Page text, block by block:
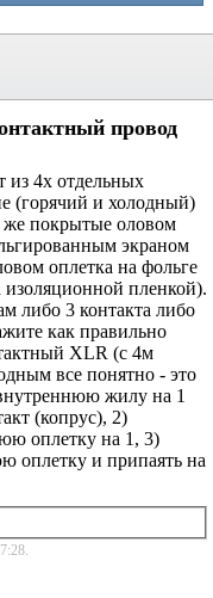
провод
из 4х отдельных
(горячий и холодный)
же покрытые оловом
экраном
оплетка на фольге
изоляционной пленкой).
либо 3 контакта либо
как правильно
XLR (с 4м
все понятно - это
жилу на 1
(копрус), 2)
оплетку на 1, 3)
оплетку и припаять на
.